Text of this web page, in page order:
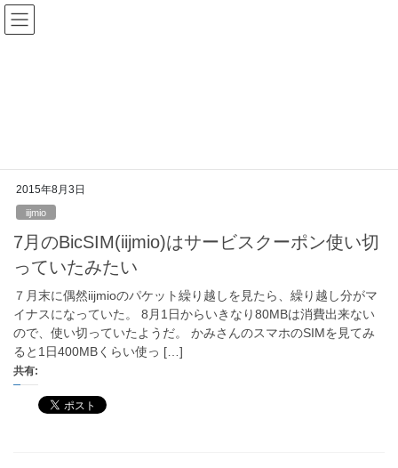
コ
ン
ナ
ビ
2015年8月3日
iijmio
7月のBicSIM(iijmio)はサービスクーポン使い切
っていたみたい
７月末に偶然iijmioのパケット繰り越しを見たら、繰り越し分がマ
イナスになっていた。 8月1日からいきなり80MBは消費出来ない
ので、使い切っていたようだ。 かみさんのスマホのSIMを見てみ
ると1日400MBくらい使っ […]
共有: